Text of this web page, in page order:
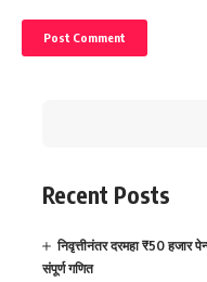
Recent Posts
निवृत्तीनंतर दरमहा ₹50 हजार
संपूर्ण गणित